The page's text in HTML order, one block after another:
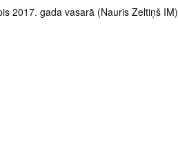
2017. gada vasarā (Nauris Zeltiņš IM)